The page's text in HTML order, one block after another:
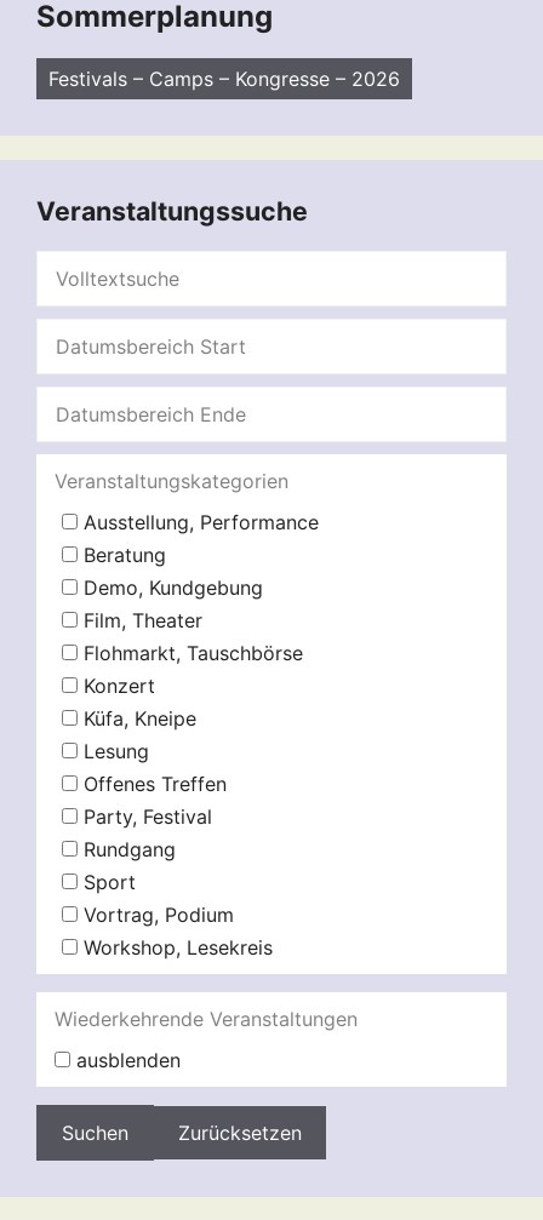
Sommerplanung
Festivals – Camps – Kongresse – 2026
Veranstaltungssuche
Veranstaltungskategorien
Ausstellung, Performance
Beratung
Demo, Kundgebung
Film, Theater
Flohmarkt, Tauschbörse
Konzert
Küfa, Kneipe
Lesung
Offenes Treffen
Party, Festival
Rundgang
Sport
Vortrag, Podium
Workshop, Lesekreis
Wiederkehrende Veranstaltungen
ausblenden
Zurücksetzen